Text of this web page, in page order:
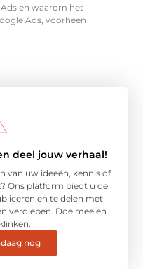
en waarom het
Ads, voorheen
deel jouw verhaal!
van uw ideeën, kennis of
Ons platform biedt u de
en te delen met
verdiepen. Doe mee en
nog